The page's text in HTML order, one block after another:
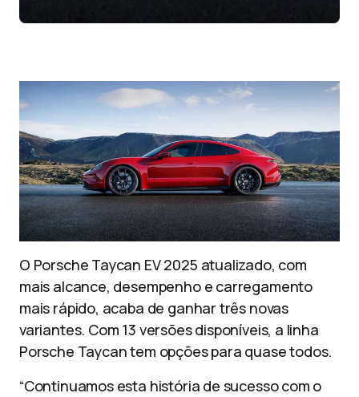
O Porsche Taycan EV 2025 atualizado, com
mais alcance, desempenho e carregamento
mais rápido, acaba de ganhar três novas
variantes. Com 13 versões disponíveis, a linha
Porsche Taycan tem opções para quase todos.
“Continuamos esta história de sucesso com o